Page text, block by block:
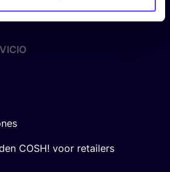
COSH! voor retailers